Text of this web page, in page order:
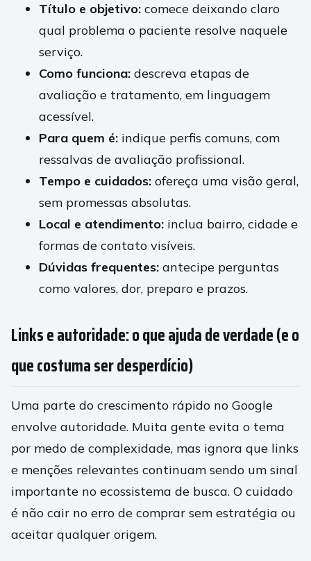
Título e objetivo: comece deixando claro
qual problema o paciente resolve naquele
serviço.
Como funciona: descreva etapas de
avaliação e tratamento, em linguagem
acessível.
Para quem é: indique perfis comuns, com
ressalvas de avaliação profissional.
Tempo e cuidados: ofereça uma visão geral,
sem promessas absolutas.
Local e atendimento: inclua bairro, cidade e
formas de contato visíveis.
Dúvidas frequentes: antecipe perguntas
como valores, dor, preparo e prazos.
Links e autoridade: o que ajuda de verdade (e o
que costuma ser desperdício)
Uma parte do crescimento rápido no Google
envolve autoridade. Muita gente evita o tema
por medo de complexidade, mas ignora que links
e menções relevantes continuam sendo um sinal
importante no ecossistema de busca. O cuidado
é não cair no erro de comprar sem estratégia ou
aceitar qualquer origem.